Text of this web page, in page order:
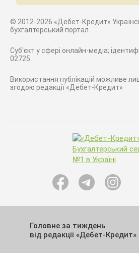
© 2012-2026 «Дебет-Кредит»
бухгалтерський портал.
Суб'єкт у сфері онлайн-медіа;
02725
Використання публікацій можливе
згодою редакції «Дебет-Кредит»
Головне за тиждень
від редакції «Дебет-Кредит»